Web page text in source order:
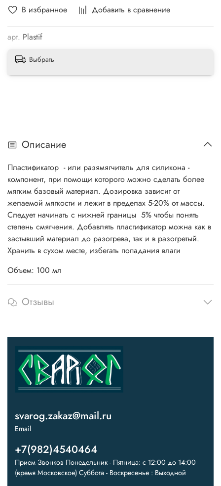
В избранное Добавить в сравнение
арт. Plastif
Выбрать
Описание
Пластификатор - или разямягчитель для силикона -
компонент, при помощи которого можно сделать более
мягким базовый материал. Дозировка зависит от
желаемой мягкости и лежит в пределах 5-20% от массы.
Следует начинать с нижней границы 5% чтобы понять
степень смягчения. Добавлять пластификатор можна как в
застывший материал до разогрева, так и в разогретый.
Хранить в сухом месте, избегать попадания влаги
Объем: 100 мл
Отзывы
svarog.zakaz@mail.ru
Email
+7(982)4540464
Прием Звонков Понедельник - Пятница: с 12:00 до 14:00
(время Московское) Суббота - Воскресенье : Выходной